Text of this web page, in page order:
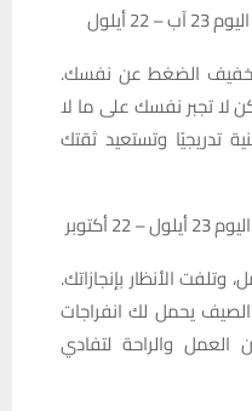
أيلول
الضغط عن نفسك.
تجبر نفسك على ما لا
تدريجيًا وتستعيد ثقتك
وتلفت الأنظار بإنجازاتك.
يحمل لك انفراجات
العمل والراحة لتفادي